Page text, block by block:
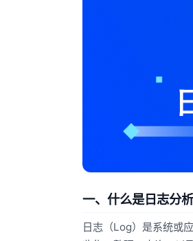
一、什么是日志分析
日志（Log）是系统或